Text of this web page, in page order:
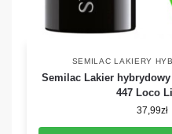
SEMILAC LAKIERY
Semilac Lakier
447 Loco
37,99zł